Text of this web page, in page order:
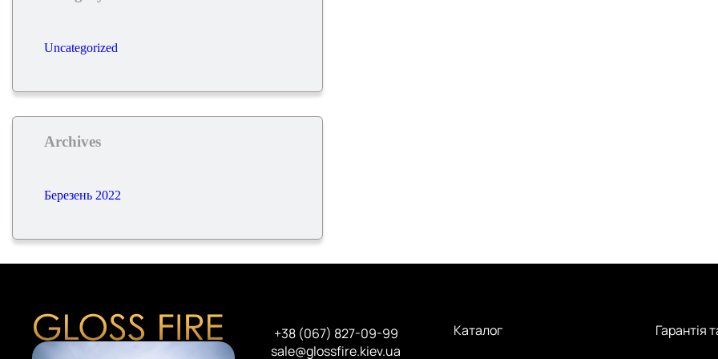
Uncategorized
Archives
Березень 2022
+38 (067) 827-09-99
sale@glossfire.kiev.ua
Каталог Гарантія